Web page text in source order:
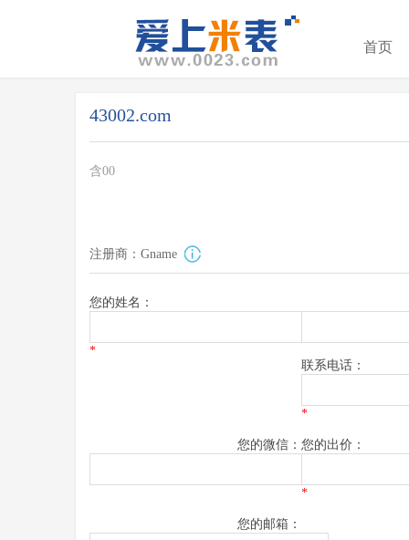
首页
43002.com
含00
注册商：Gname
您的姓名：
*
联系电话：
*
您的微信： 您的出价：
*
您的邮箱：